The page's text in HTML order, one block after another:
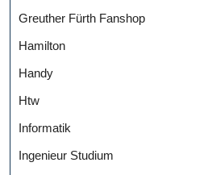
Greuther Fürth Fanshop
Hamilton
Handy
Htw
Informatik
Ingenieur Studium